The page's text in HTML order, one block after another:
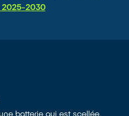
2025-2030
batterie qui est scellée,